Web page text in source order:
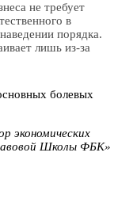
не требует
в
порядка.
лишь из-за
экономических
Школы ФБК»